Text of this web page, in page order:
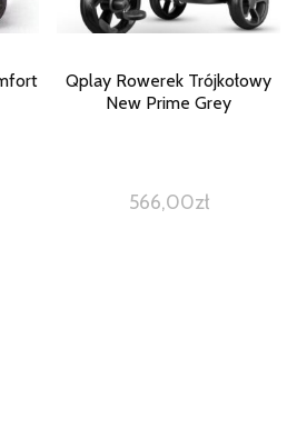
Qplay Rowerek Trójkołowy
New Prime Grey
566,00zł